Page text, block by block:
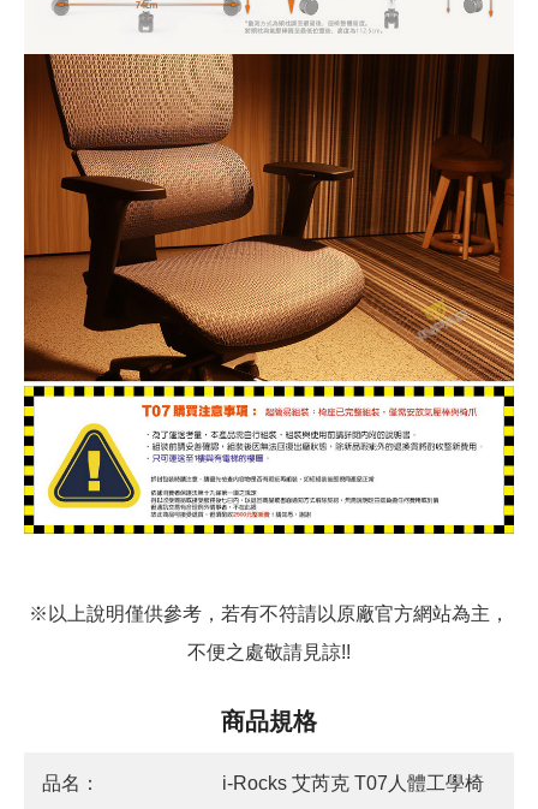
※以上說明僅供參考，若有不符請以原廠官方網站為主，
不便之處敬請見諒!!
商品規格
品名： i-Rocks 艾芮克 T07人體工學椅